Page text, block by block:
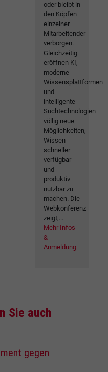
oder bleibt in
den Köpfen
einzelner
Mitarbeitender
verborgen.
Gleichzeitig
eröffnen KI,
moderne
Wissensplattformen
und
intelligente
Suchtechnologien
völlig neue
Möglichkeiten,
Wissen
schneller
verfügbar
und
produktiv
nutzbar zu
machen. Die
Webkonferenz
zeigt,...
Mehr Infos
&
Anmeldung
Sie auch
gegen